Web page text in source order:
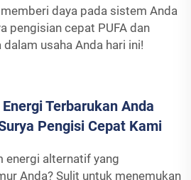
daya pada sistem Anda
pengisian cepat PUFA dan
usaha Anda hari ini!
Terbarukan Anda
Pengisi Cepat Kami
energi alternatif yang
Anda? Sulit untuk menemukan